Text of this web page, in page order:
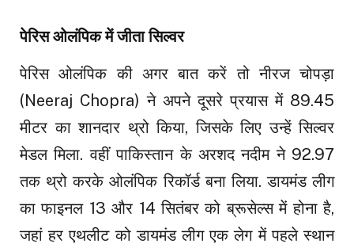
पेरिस ओलंपिक में जीता सिल्वर
पेरिस ओलंपिक की अगर बात करें तो नीरज चोपड़ा
(Neeraj Chopra) ने अपने दूसरे प्रयास में 89.45
मीटर का शानदार थ्रो किया, जिसके लिए उन्हें सिल्वर
मेडल मिला. वहीं पाकिस्तान के अरशद नदीम ने 92.97
तक थ्रो करके ओलंपिक रिकॉर्ड बना लिया. डायमंड लीग
का फाइनल 13 और 14 सितंबर को ब्रूसेल्स में होना है,
जहां हर एथलीट को डायमंड लीग एक लेग में पहले स्थान